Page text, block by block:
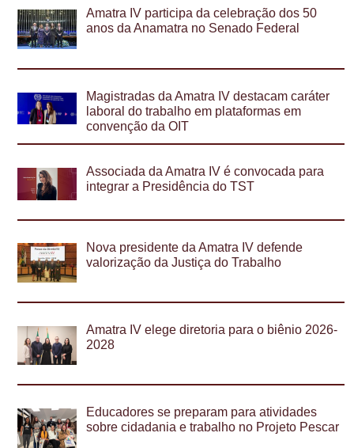
Amatra IV participa da celebração dos 50
anos da Anamatra no Senado Federal
Magistradas da Amatra IV destacam caráter
laboral do trabalho em plataformas em
convenção da OIT
Associada da Amatra IV é convocada para
integrar a Presidência do TST
Nova presidente da Amatra IV defende
valorização da Justiça do Trabalho
Amatra IV elege diretoria para o biênio 2026-
2028
Educadores se preparam para atividades
sobre cidadania e trabalho no Projeto Pescar